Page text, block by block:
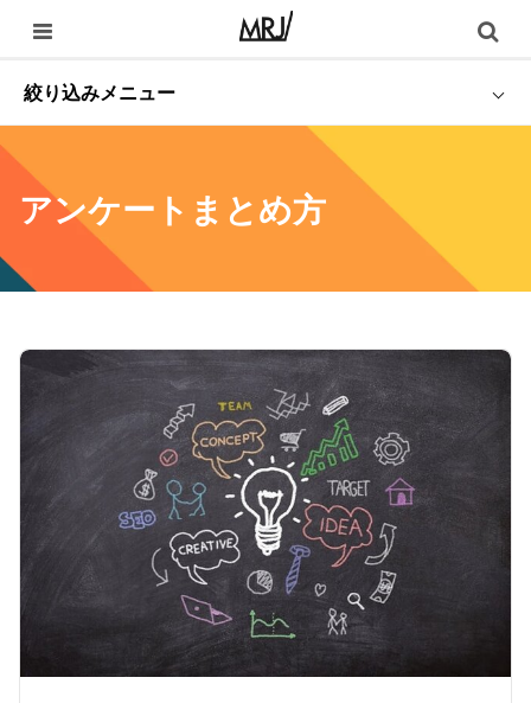
絞り込みメニュー
アンケートまとめ方